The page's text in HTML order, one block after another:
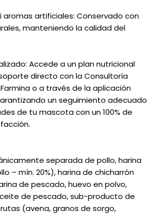
aromas artificiales: Conservado con
manteniendo la calidad del
Accede a un plan nutricional
directo con la Consultoría
o a través de la aplicación
un seguimiento adecuado
de tu mascota con un 100% de
separada de pollo, harina
– mín. 20%), harina de chicharrón
de pescado, huevo en polvo,
de pescado, sub-producto de
(avena, granos de sorgo,